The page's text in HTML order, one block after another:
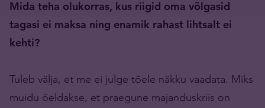
Mida teha olukorras, kus riigid oma võlgasid
tagasi ei maksa ning enamik rahast lihtsalt ei
kehti?
Tuleb välja, et me ei julge tõele näkku vaadata. Miks
muidu öeldakse, et praegune majanduskriis on